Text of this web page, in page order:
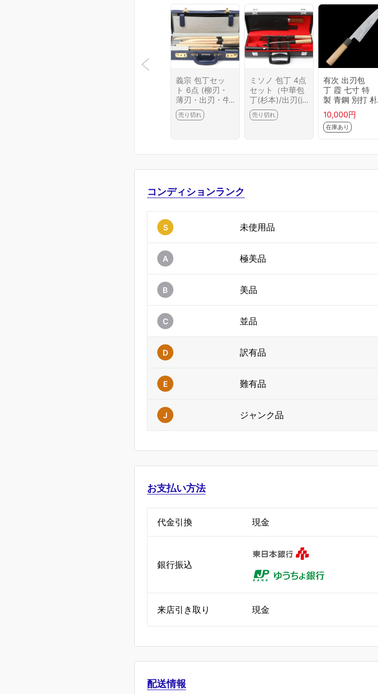
義宗 包丁セッ
ト 6点 (柳刃・
薄刃・出刃・牛
刀・ペティ・中
華) 名入 KN02-
売り切れ
ミソノ 包丁 4点
セット（中華包
丁(杉本)/出刃(藤
次郎)/薄刃(藤次
郎)/牛刀） CA0
売り切れ
有次 出刃包
丁 霞 七寸 特
製 青鋼 別打 朴
柄 KN02-B6644
-2L1D
10,000円
在庫あり
コンディションランク
S 未使用品
A 極美品
B 美品
C 並品
D 訳有品
E 難有品
J ジャンク品
お支払い方法
代金引換 現金
銀行振込
来店引き取り 現金
配送情報